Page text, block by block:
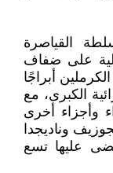
القياصرة
على ضفاف
أبراجًا
الكبرى، مع
وأجزاء أخرى
وناديجدا
عليها تسع